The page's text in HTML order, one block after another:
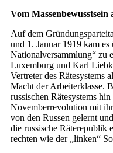
Vom Massenbewusstsein
Auf dem
und 1. Januar 1919 kam
Nationalversammlung“ zu
Luxemburg und Karl
Vertreter des Rätesystems
Macht der Arbeiterklasse.
russischen Rätesystems
Novemberrevolution mit
von den Russen gelernt
die russische Räterepublik
rechten wie der „linken“